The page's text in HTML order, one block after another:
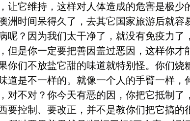
它维持，这样对人体造成的危害是极少
时间呆得久了，去其它国家旅游后就容
？因为我们太干净了，就没有免疫力了
是你一定要把善因盖过恶因，这样你才
们不放盐它甜的味道就特别怪。你们烧
是不一样的。就像一个人的手臂一样，
不对？你今天有恶的因，你把它抵制了
控制、要改正，并不是教你们把它搞的